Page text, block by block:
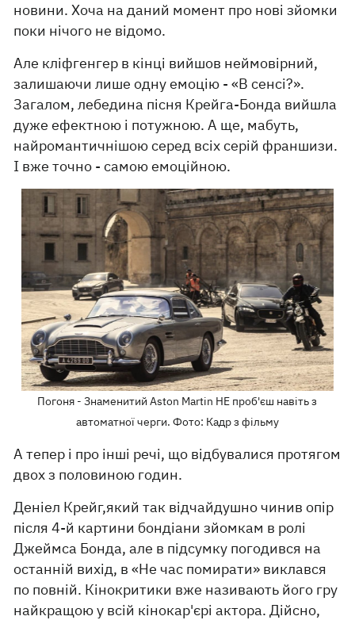
новини. Хоча на даний момент про нові зйомки
поки нічого не відомо.
Але кліфгенгер в кінці вийшов неймовірний,
залишаючи лише одну емоцію - «В сенсі?».
Загалом, лебедина пісня Крейга-Бонда вийшла
дуже ефектною і потужною. А ще, мабуть,
найромантичнішою серед всіх серій франшизи.
І вже точно - самою емоційною.
Погоня - Знаменитий Aston Martin НЕ проб'єш навіть з
автоматної черги. Фото: Кадр з фільму
А тепер і про інші речі, що відбувалися протягом
двох з половиною годин.
Деніел Крейг,який так відчайдушно чинив опір
після 4-й картини бондіани зйомкам в ролі
Джеймса Бонда, але в підсумку погодився на
останній вихід, в «Не час помирати» виклався
по повній. Кінокритики вже називають його гру
найкращою у всій кінокар'єрі актора. Дійсно,